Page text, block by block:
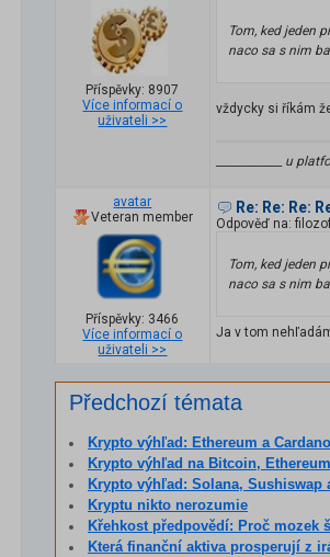
Příspěvky: 8907
Více informací o
uživateli >>
Tom, ked jeden
naco sa s nim
vždycky si říkám
____________ u
avatar
Veteran member
Příspěvky: 3466
Více informací o
uživateli >>
Re: Re: Re:
Odpověď na:
Tom, ked jeden
naco sa s nim
Ja v tom
Předchozí témata
Krypto výhľad: Ethereum a Cardano
Krypto výhľad na Bitcoin,
Krypto výhľad: Solana, Sushiswap
Kryptu nikto nerozumie
Křehkost předpovědí: Proč mozek
Která finanční aktiva prosperují z